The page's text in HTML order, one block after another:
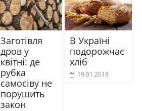
Заготівля
дров у
квітні: де
рубка
самосіву не
порушить
закон
В Україні
подорожчає
хліб
19.01.2018